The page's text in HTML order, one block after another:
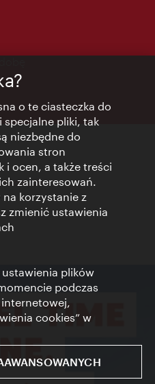
o te ciasteczka do
specjalne pliki, tak
niezbędne do
stron
ocen, a także treści
zainteresowań.
na korzystanie z
zmienić ustawienia
ustawienia plików
podczas
cookies” w